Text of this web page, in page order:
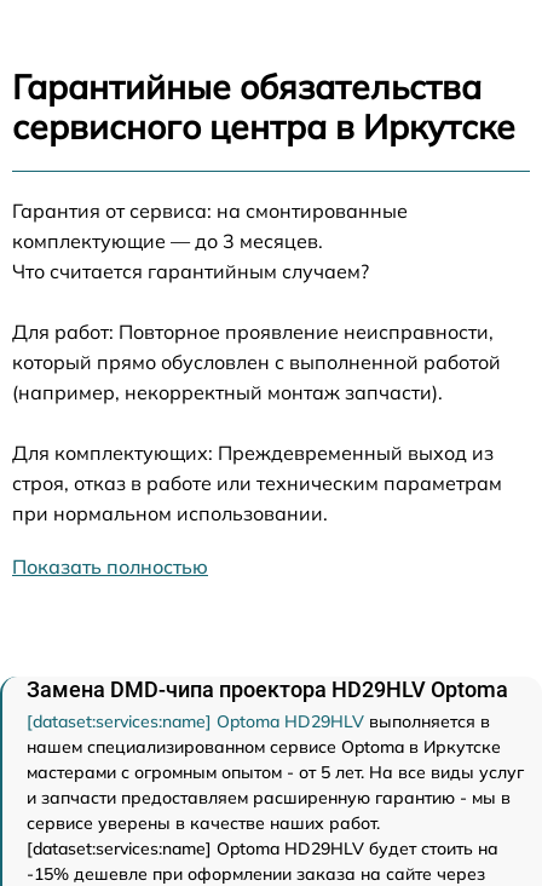
Гарантийные обязательства
сервисного центра в Иркутске
Гарантия от сервиса: на смонтированные
комплектующие — до 3 месяцев.
Что считается гарантийным случаем?
Для работ: Повторное проявление неисправности,
который прямо обусловлен с выполненной работой
(например, некорректный монтаж запчасти).
Для комплектующих: Преждевременный выход из
строя, отказ в работе или техническим параметрам
при нормальном использовании.
Показать полностью
Замена DMD-чипа проектора HD29HLV Optoma
[dataset:services:name] Optoma HD29HLV выполняется в
нашем специализированном сервисе Optoma в Иркутске
мастерами с огромным опытом - от 5 лет. На все виды услуг
и запчасти предоставляем расширенную гарантию - мы в
сервисе уверены в качестве наших работ.
[dataset:services:name] Optoma HD29HLV будет стоить на
-15% дешевле при оформлении заказа на сайте через